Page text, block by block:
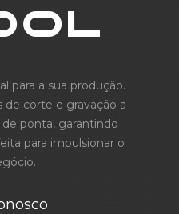
para a sua produção.
corte e gravação a
ponta, garantindo
para impulsionar o